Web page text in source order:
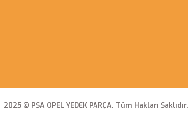
2025 © PSA OPEL YEDEK PARÇA. Tüm Hakları Saklıdır.